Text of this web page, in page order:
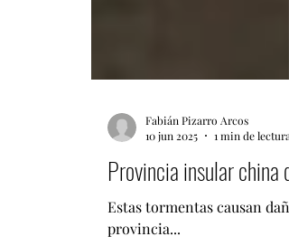
Fabián Pizarro Arcos
10 jun 2025
1 min de lectura
Provincia insular